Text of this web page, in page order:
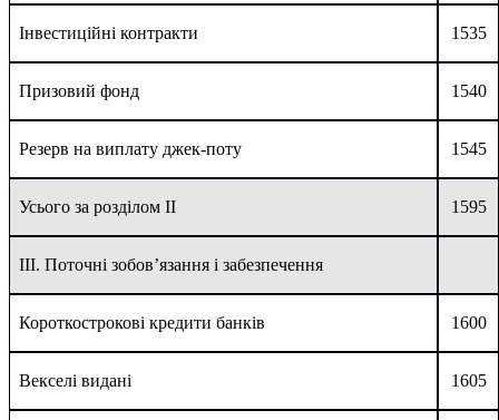
Інвестиційні контракти 1535
Призовий фонд 1540
Резерв на виплату джек-поту 1545
Усього за розділом II 1595
IІІ. Поточні зобов’язання і забезпечення
Короткострокові кредити банків 1600
Векселі видані 1605